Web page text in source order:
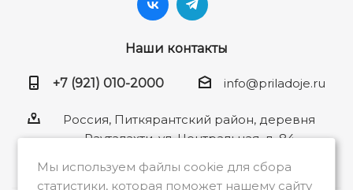
Наши контакты
+7 (921) 010-2000 info@priladoje.ru
Россия, Питкярантский район, деревня
Рауталахти, ул. Центральная, д. 84
Мы используем файлы cookie для сбора
статистики, которая поможет нашему сайту